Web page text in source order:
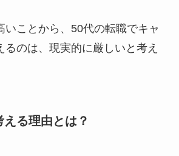
いことから、50代の転職でキャ
るのは、現実的に厳しいと考え
る理由とは？